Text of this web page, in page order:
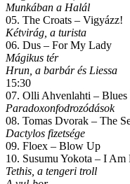
Munkában a Halál
05. The Croats – Vigyázz!
Kétvirág, a turista
06. Dus – For My Lady
Mágikus tér
Hrun, a barbár és Liessa
15:30
07. Olli Ahvenlahti – Blues
Paradoxonfodrozódások
08. Tomas Dvorak – The
Dactylos fizetsége
09. Floex – Blow Up
10. Susumu Yokota – I
Tethis, a tengeri troll